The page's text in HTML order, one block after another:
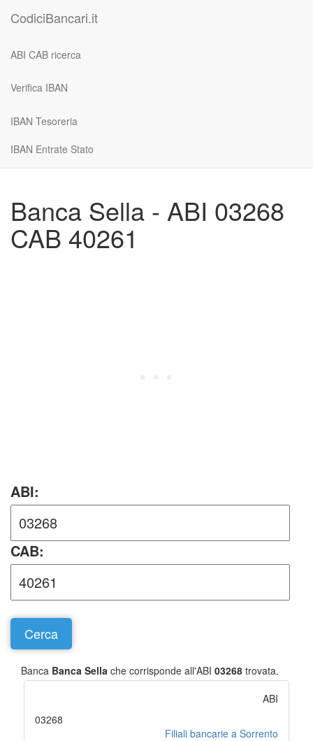
CodiciBancari.it
ABI CAB ricerca
Verifica IBAN
IBAN Tesoreria
IBAN Entrate Stato
Banca Sella - ABI 03268
CAB 40261
ABI:
CAB:
Banca Banca Sella che corrisponde all'ABI 03268 trovata.
ABI
03268
Filiali bancarie a Sorrento